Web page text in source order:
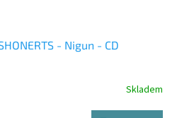
- Nigun - CD
Skladem